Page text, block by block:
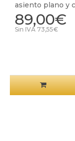
asiento plano y
89,00€
Sin IVA 73,55€